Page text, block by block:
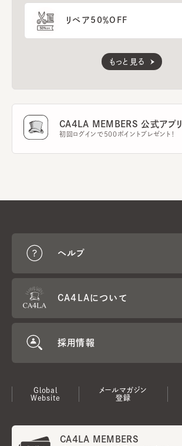
リペア50％OFF
もっと見る
CA4LA MEMBERS 公式アプリ
初回ログインで500ポイントプレゼント！
ヘルプ
CA4LAについて
採用情報
Global
Website
メールマガジン
登録
CA4LA MEMBERS